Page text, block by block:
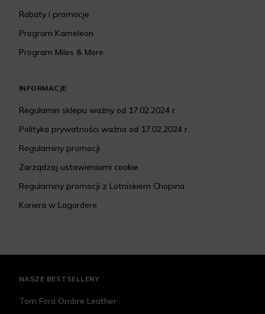
Rabaty i promocje
Program Kameleon
Program Miles & More
INFORMACJE
Regulamin sklepu ważny od 17.02.2024 r.
Polityka prywatności ważna od 17.02.2024 r.
Regulaminy promocji
Zarządzaj ustawieniami cookie
Regulaminy promocji z Lotniskiem Chopina
Kariera w Lagardere
NASZE BESTSELLERY
Tom Ford Ombre Leather